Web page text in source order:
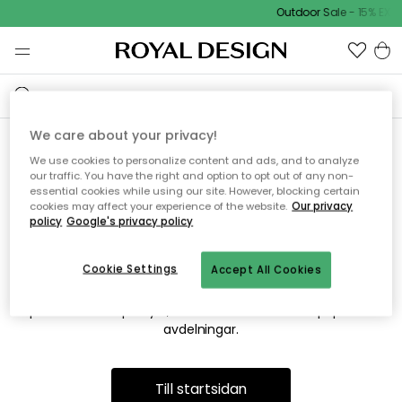
Outdoor Sale - 15%
Vi hittar tyvärr inte sidan du
söker
Detta kan bero på att sidan inte längre finns eller att den har
flyttats. Vi ber om ursäkt för besväret. I menyn ovan kan du
prova att söka på nytt, eller besöka en av våra populära
avdelningar.
Till startsidan
We care about your privacy!
We use cookies to personalize content and ads, and to analyze
our traffic. You have the right and option to opt out of any non-
essential cookies while using our site. However, blocking certain
cookies may affect your experience of the website. Our privacy
policy Google's privacy policy
Accept All Cookies
Cookie Settings